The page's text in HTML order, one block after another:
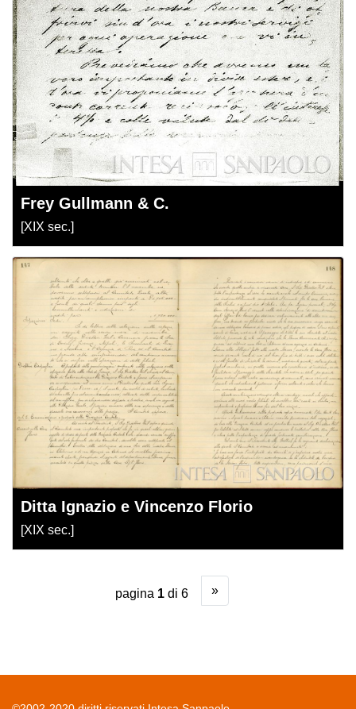
Frey Gullmann & C.
[XIX sec.]
Ditta Ignazio e Vincenzo Florio
[XIX sec.]
pagina 1di 6 »